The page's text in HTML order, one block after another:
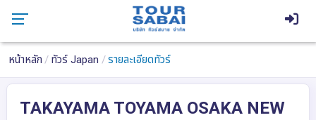
หน้าหลัก ทัวร์ Japan รายละเอียดทัวร์
TAKAYAMA TOYAMA OSAKA NEW